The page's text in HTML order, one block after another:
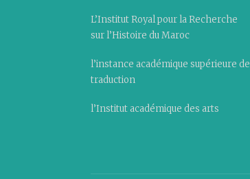
L’Institut Royal pour la Recherche
sur l’Histoire du Maroc
l’instance académique supérieure de
traduction
l’Institut académique des arts